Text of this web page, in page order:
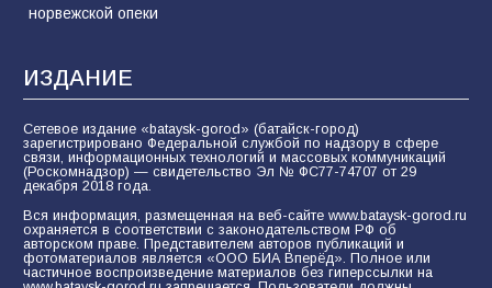
норвежской опеки
ИЗДАНИЕ
Сетевое издание «bataysk-gorod» (батайск-город)
зарегистрировано Федеральной службой по надзору в сфере
связи, информационных технологий и массовых коммуникаций
(Роскомнадзор) — свидетельство Эл № ФС77-74707 от 29
декабря 2018 года.
Вся информация, размещенная на веб-сайте www.bataysk-gorod.ru
охраняется в соответствии с законодательством РФ об
авторском праве. Представителем авторов публикаций и
фотоматериалов является «ООО БИА Вперёд». Полное или
частичное воспроизведение материалов без гиперссылки на